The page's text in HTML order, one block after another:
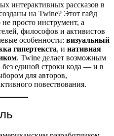
интерактивных рассказов в
на Twine? Этот гайд
просто инструмент, а
философов и активистов
особенности: визуальный
гипертекста, и нативная
. Twine делает возможным
единой строки кода — и в
для авторов,
повествования.